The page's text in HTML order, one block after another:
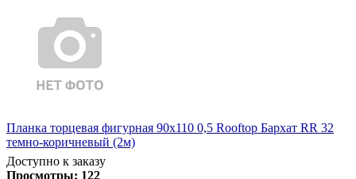
Планка торцевая фигурная 90х110 0,5 Rooftop Бархат RR 32
темно-коричневый (2м)
Доступно к заказу
Просмотры: 122